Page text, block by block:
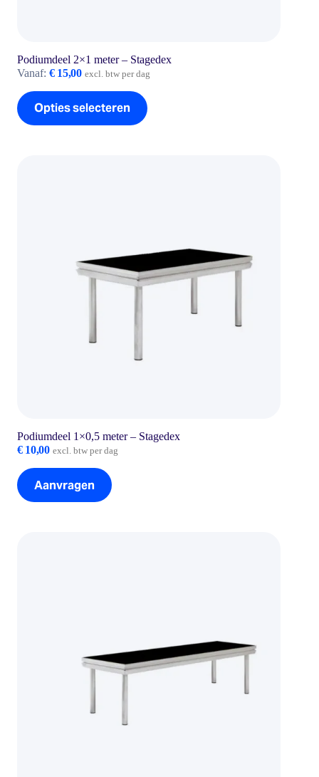
Podiumdeel 2×1 meter – Stagedex
Vanaf: €15,00 excl. btw per dag
Opties selecteren
Dit
product
heeft
Podiumdeel 1×0,5 meter – Stagedex
€10,00 excl. btw per dag
Aanvragen